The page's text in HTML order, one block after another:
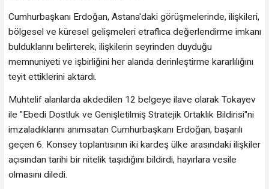
Cumhurbaşkanı Erdoğan, Astana'daki görüşmelerinde, ilişkileri,
bölgesel ve küresel gelişmeleri etraflıca değerlendirme imkanı
bulduklarını belirterek, ilişkilerin seyrinden duyduğu
memnuniyeti ve işbirliğini her alanda derinleştirme kararlılığını
teyit ettiklerini aktardı.
Muhtelif alanlarda akdedilen 12 belgeye ilave olarak Tokayev
ile "Ebedi Dostluk ve Genişletilmiş Stratejik Ortaklık Bildirisi"ni
imzaladıklarını anımsatan Cumhurbaşkanı Erdoğan, başarılı
geçen 6. Konsey toplantısının iki kardeş ülke arasındaki ilişkiler
açısından tarihi bir nitelik taşıdığını bildirdi, hayırlara vesile
olmasını diledi.